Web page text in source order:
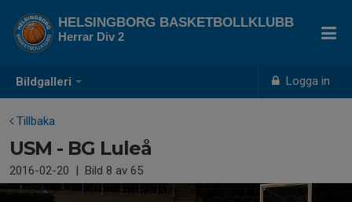
Bildgalleri Logga in
HELSINGBORG BASKETBOLLKLUBB
Herrar Div 2
Tillbaka
USM - BG Luleå
2016-02-20 | Bild 8 av 65